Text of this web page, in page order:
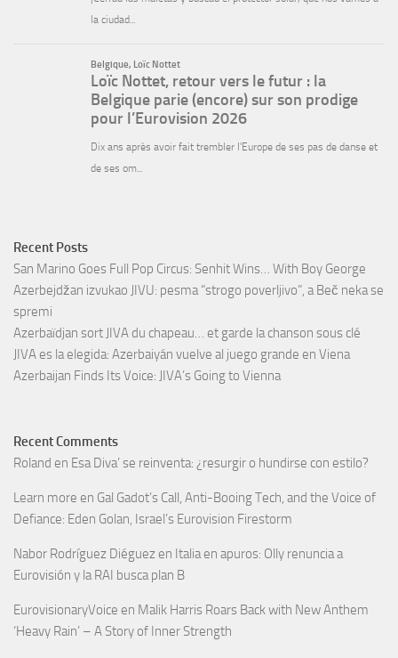
Recent Posts
San Marino Goes Full Pop Circus: Senhit Wins… With Boy George
Azerbejdžan izvukao JIVU: pesma “strogo poverljivo”, a Beč neka se
spremi
Azerbaïdjan sort JIVA du chapeau… et garde la chanson sous clé
JIVA es la elegida: Azerbaiyán vuelve al juego grande en Viena
Azerbaijan Finds Its Voice: JIVA’s Going to Vienna
Recent Comments
Roland en Esa Diva’ se reinventa: ¿resurgir o hundirse con estilo?
Learn more en Gal Gadot’s Call, Anti-Booing Tech, and the Voice of
Defiance: Eden Golan, Israel’s Eurovision Firestorm
Nabor Rodríguez Diéguez en Italia en apuros: Olly renuncia a
Eurovisión y la RAI busca plan B
EurovisionaryVoice en Malik Harris Roars Back with New Anthem
‘Heavy Rain’ – A Story of Inner Strength